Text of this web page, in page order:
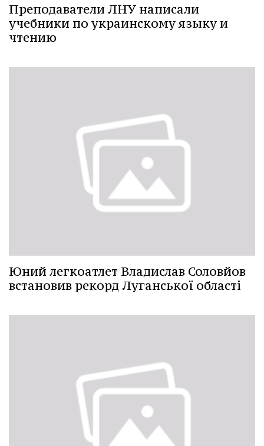
Преподаватели ЛНУ написали
учебники по украинскому языку и
чтению
Юний легкоатлет Владислав Соловйов
встановив рекорд Луганської області